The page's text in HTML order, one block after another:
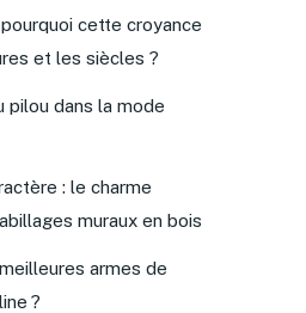
cette croyance
et les siècles ?
pilou dans la mode
: le charme
muraux en bois
armes de
?